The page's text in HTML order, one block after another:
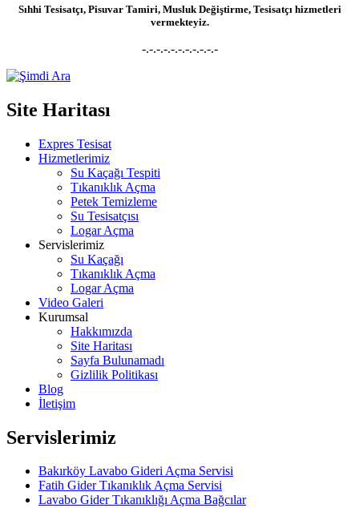
Sıhhi Tesisatçı, Pisuvar Tamiri, Musluk Değiştirme, Tesisatçı hizmetleri
vermekteyiz.
-.-.-.-.-.-.-.-.-.-.-
Site Haritası
Expres Tesisat
Hizmetlerimiz
Su Kaçağı Tespiti
Tıkanıklık Açma
Petek Temizleme
Su Tesisatçısı
Logar Açma
Servislerimiz
Su Kaçağı
Tıkanıklık Açma
Logar Açma
Video Galeri
Kurumsal
Hakkımızda
Site Haritası
Sayfa Bulunamadı
Gizlilik Politikası
Blog
İletişim
Servislerimiz
Bakırköy Lavabo Gideri Açma Servisi
Fatih Gider Tıkanıklık Açma Servisi
Lavabo Gider Tıkanıklığı Açma Bağcılar